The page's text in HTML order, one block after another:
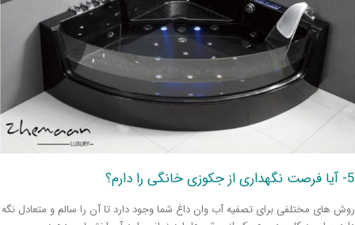
دارم؟
های مختلفی برای تصفیه آب وان داغ شما وجود دارد تا آن را سالم و متعادل نگه